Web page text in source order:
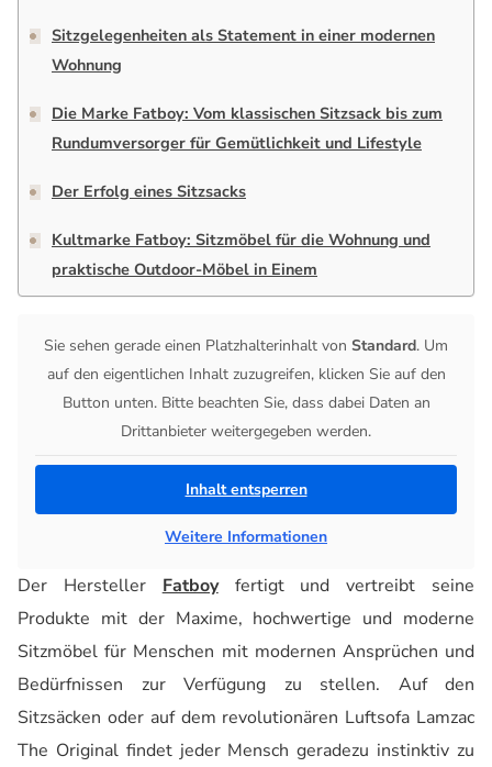
Sitzgelegenheiten als Statement in einer modernen
Wohnung
Die Marke Fatboy: Vom klassischen Sitzsack bis zum
Rundumversorger für Gemütlichkeit und Lifestyle
Der Erfolg eines Sitzsacks
Kultmarke Fatboy: Sitzmöbel für die Wohnung und
praktische Outdoor-Möbel in Einem
Sie sehen gerade einen Platzhalterinhalt von Standard. Um
auf den eigentlichen Inhalt zuzugreifen, klicken Sie auf den
Button unten. Bitte beachten Sie, dass dabei Daten an
Drittanbieter weitergegeben werden.
Inhalt entsperren
Weitere Informationen
Der Hersteller Fatboyfertigt und vertreibt seine
Produkte mit der Maxime, hochwertige und moderne
Sitzmöbel für Menschen mit modernen Ansprüchen und
Bedürfnissen zur Verfügung zu stellen. Auf den
Sitzsäcken oder auf dem revolutionären Luftsofa Lamzac
The Original findet jeder Mensch geradezu instinktiv zu